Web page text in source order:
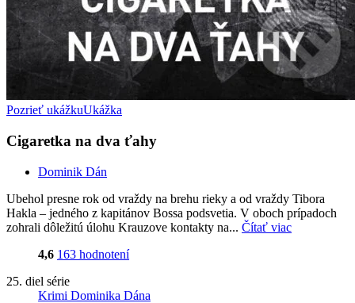
Pozrieť ukážkuUkážka
Cigaretka na dva ťahy
Dominik Dán
Ubehol presne rok od vraždy na brehu rieky a od vraždy Tibora
Hakla – jedného z kapitánov Bossa podsvetia. V oboch prípadoch
zohrali dôležitú úlohu Krauzove kontakty na... Čítať viac
4,6 163 hodnotení
25. diel série
Krimi Dominika Dána